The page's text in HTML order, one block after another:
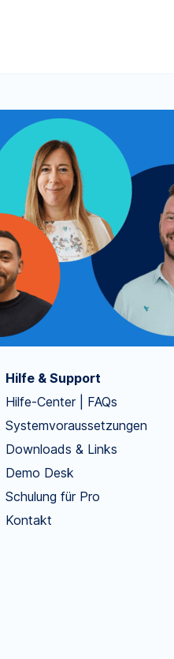
Hilfe & Support
Hilfe-Center | FAQs
Systemvoraussetzungen
Downloads & Links
Demo Desk
Schulung für Pro
Kontakt